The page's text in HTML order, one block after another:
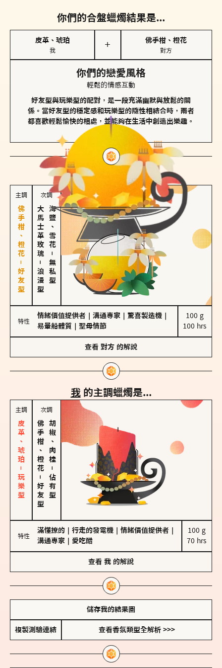
你們的合盤蠟燭結果是...
皮革、琥珀
我
＋
佛手柑、橙花
對方
你們的戀愛風格
輕鬆的情感互動
好友型與玩樂型的配對，是一段充滿幽默與放鬆的關
係。當好友型的穩定感和玩樂型的隨性相結合時，兩者
都喜歡輕鬆愉快的相處，並能夠在生活中創造出樂趣。
對方的主調蠟燭是...
主調
佛手柑、橙花－好友型
次調
大馬士革玫瑰
－
浪漫型
海鹽、雪花
－
無私型
特性
情緒價值提供者 溝通專家 驚喜製造機
易暈船體質
聖母情節
100 g
100 hrs
查看 對方 的解說
我 的主調蠟燭是...
主調
皮革、琥珀－玩樂型
次調
佛手柑、橙花
－
好友型
胡椒、肉桂
－
佔有型
特性
滿懂撩的 行走的發電機 情緒價值提供者
溝通專家
愛吃醋
100 g
70 hrs
查看 我 的解說
儲存我的結果圖
複製測驗連結 查看香氛類型全解析 >>>